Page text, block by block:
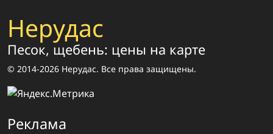
Нерудас
Песок, щебень: цены на карте
© 2014-2026 Нерудас. Все права защищены.
Реклама